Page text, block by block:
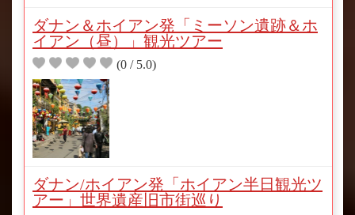
ダナン＆ホイアン発「ミーソン遺跡＆ホ
イアン（昼）」観光ツアー
(0 / 5.0)
ダナン/ホイアン発「ホイアン半日観光ツ
アー」世界遺産旧市街巡り